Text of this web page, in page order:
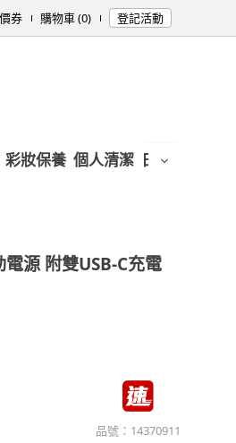
券 購物車 (0) 登記活動
彩妝保養 個人清潔 日用/紙品
源 附雙USB-C充電
品號： 14370911